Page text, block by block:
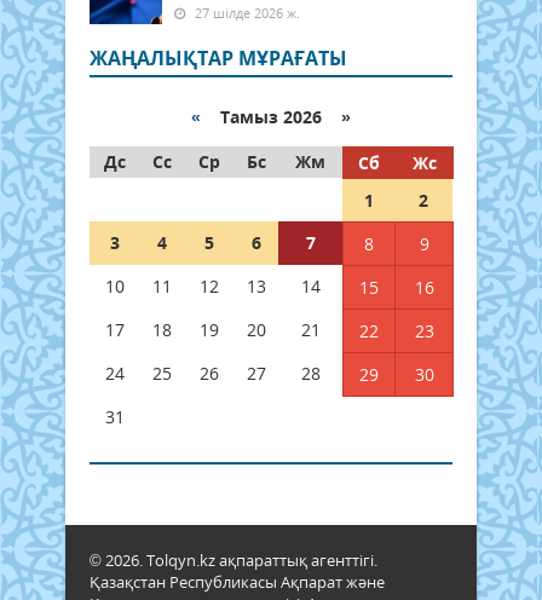
27 шілде 2026 ж.
ЖАҢАЛЫҚТАР МҰРАҒАТЫ
« Тамыз 2026 »
Дс
Сс Ср Бс Жм Сб
Жс
1
2
3
4 5 6 7 8
9
10
11 12 13 14 15
16
17
18 19 20 21 22
23
24
25 26 27 28 29
30
31
© 2026. Tolqyn.kz ақпараттық агенттігі.
Қазақстан Республикасы Ақпарат және